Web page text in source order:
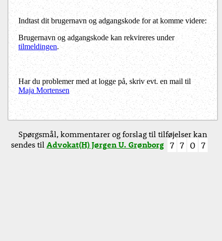
Indtast dit brugernavn og adgangskode for at komme videre:
Brugernavn og adgangskode kan rekvireres under
tilmeldingen.
Har du problemer med at logge på, skriv evt. en mail til
Maja Mortensen
Spørgsmål, kommentarer og forslag til tilføjelser kan
sendes tilAdvokat(H) Jørgen U. Grønborg 7 7 0 7